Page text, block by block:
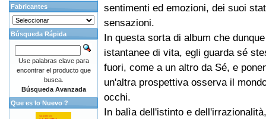
sentimenti ed emozioni, dei suoi
sensazioni.
In questa sorta di album che
istantanee di vita, egli guarda sé
fuori, come a un altro da Sé, e
un'altra prospettiva osserva il
occhi.
In balìa dell'istinto e
Fabricantes
Búsqueda Rápida
Use palabras clave para
encontrar el producto que
busca.
Búsqueda Avanzada
Que es lo Nuevo ?